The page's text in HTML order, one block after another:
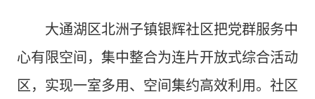
大通湖区北洲子镇银辉社区把党群服务中
心有限空间，集中整合为连片开放式综合活动
区，实现一室多用、空间集约高效利用。社区